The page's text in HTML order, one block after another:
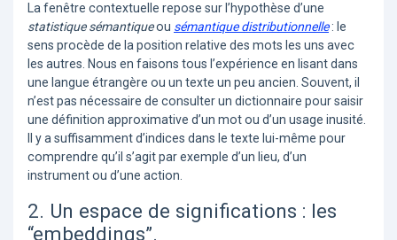
La fenêtre contextuelle repose sur l’hypothèse d’une
statistique sémantiqueou sémantique distributionnelle: le
sens procède de la position relative des mots les uns avec
les autres. Nous en faisons tous l’expérience en lisant dans
une langue étrangère ou un texte un peu ancien. Souvent, il
n’est pas nécessaire de consulter un dictionnaire pour saisir
une définition approximative d’un mot ou d’un usage inusité.
Il y a suffisamment d’indices dans le texte lui-même pour
comprendre qu’il s’agit par exemple d’un lieu, d’un
instrument ou d’une action.
2. Un espace de significations : les
“embeddings”.